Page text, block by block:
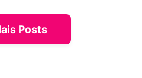
Posts